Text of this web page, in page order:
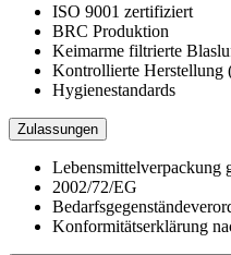
ISO 9001 zertifiziert
BRC Produktion
Keimarme filtrierte
Kontrollierte
Hygienestandards
Zulassungen
Lebensmittelverpackung
2002/72/EG
Konformitätserklärung